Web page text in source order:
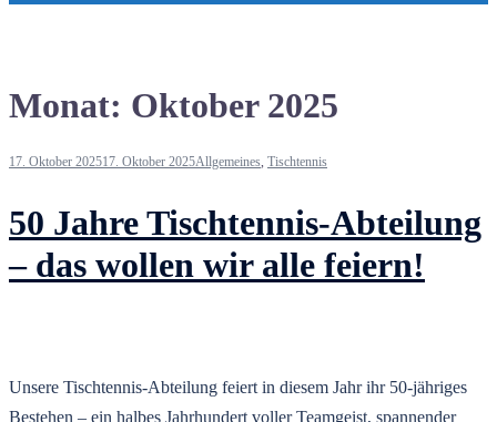
Monat: Oktober 2025
17. Oktober 202517. Oktober 2025Allgemeines Tischtennis
50 Jahre Tischtennis-Abteilung
– das wollen wir alle feiern!
Unsere Tischtennis-Abteilung feiert in diesem Jahr ihr 50-jähriges
Bestehen – ein halbes Jahrhundert voller Teamgeist, spannender